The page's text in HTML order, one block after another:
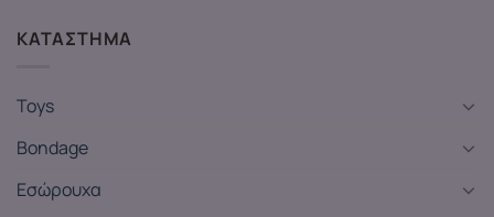
ΚΑΤΑΣΤΗΜΑ
Toys
Bondage
Εσώρουχα